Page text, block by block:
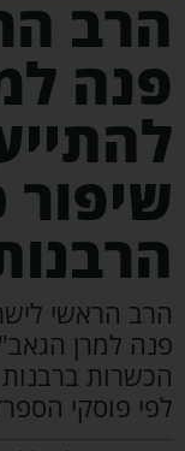
הראשי
למרן הגאב"ד
ברבנות
פוסקי